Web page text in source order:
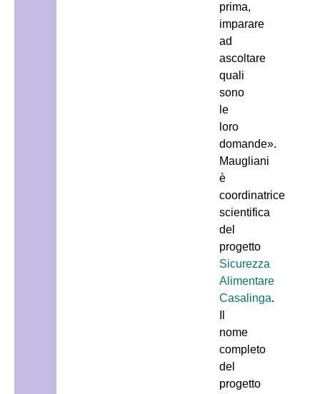
prima,
imparare
ad
ascoltare
quali
sono
le
loro
domande».
Maugliani
è
coordinatrice
scientifica
del
progetto
Sicurezza
Alimentare
Casalinga.
nome
completo
del
progetto